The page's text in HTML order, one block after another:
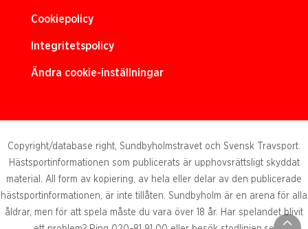
Cookiepolicy
Integritetspolicy
Ändra cookie-inställningar
Copyright/database right, Sundbyholmstravet och Svensk Travsport.
Hästsportinformationen som publicerats är upphovsrättsligt skyddat
material. All form av kopiering, av hela eller delar av den publicerade
hästsportinformationen, är inte tillåten. Sundbyholm är en arena för alla
åldrar, men för att spela måste du vara över 18 år. Har spelandet blivit